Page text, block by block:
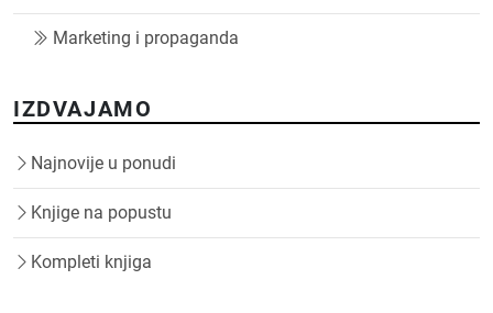
Marketing i propaganda
IZDVAJAMO
Najnovije u ponudi
Knjige na popustu
Kompleti knjiga